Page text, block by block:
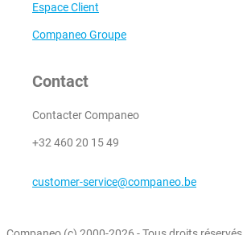
Espace Client
Companeo Groupe
Contact
Contacter Companeo
+32 460 20 15 49
customer-service@companeo.be